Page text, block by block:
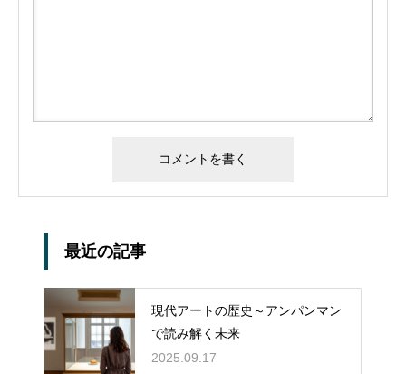
最近の記事
現代アートの歴史～アンパンマン
で読み解く未来
2025.09.17